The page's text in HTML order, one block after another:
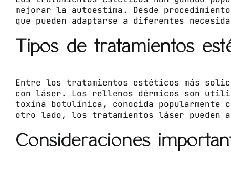
mejorar la autoestima. Desde
que pueden adaptarse a diferentes
Tipos de tratamientos
Entre los tratamientos estéticos más
con láser. Los rellenos dérmicos son
toxina botulínica, conocida
otro lado, los tratamientos láser pueden
Consideraciones